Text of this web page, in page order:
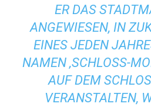
ER DAS
ANGEWIESEN, IN
EINES JEDEN
NAMEN ‚SCHLOSS-
AUF DEM
VERANSTALTEN,